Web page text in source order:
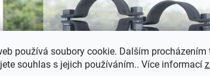
používá soubory cookie. Dalším procházením
souhlas s jejich používáním.. Více informací